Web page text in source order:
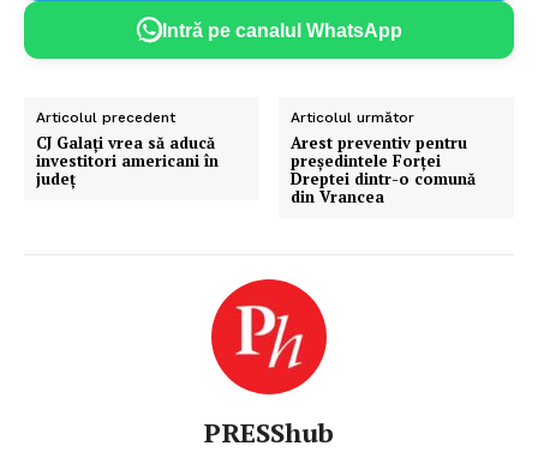
Intră pe canalul WhatsApp
Articolul precedent
CJ Galați vrea să aducă
investitori americani în
județ
Articolul următor
Arest preventiv pentru
președintele Forței
Dreptei dintr-o comună
din Vrancea
PRESShub